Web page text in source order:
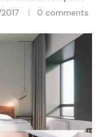
2017 0 comments